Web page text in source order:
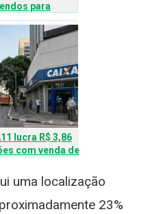
para
de 2026; veja
e rendimento
lucra R$ 3,86
com venda de
Econômica
uma localização
23%